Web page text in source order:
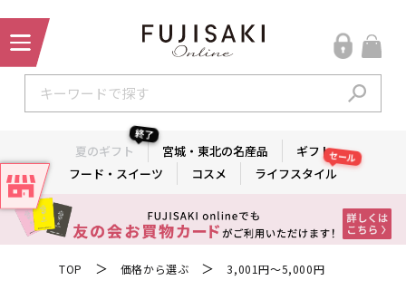
夏のギフト
終了
宮城・東北の名産品
ギフト
フード・スイーツ
コスメ ライフスタイル
セール
TOP ＞ 価格から選ぶ ＞ 3,001円～5,000円